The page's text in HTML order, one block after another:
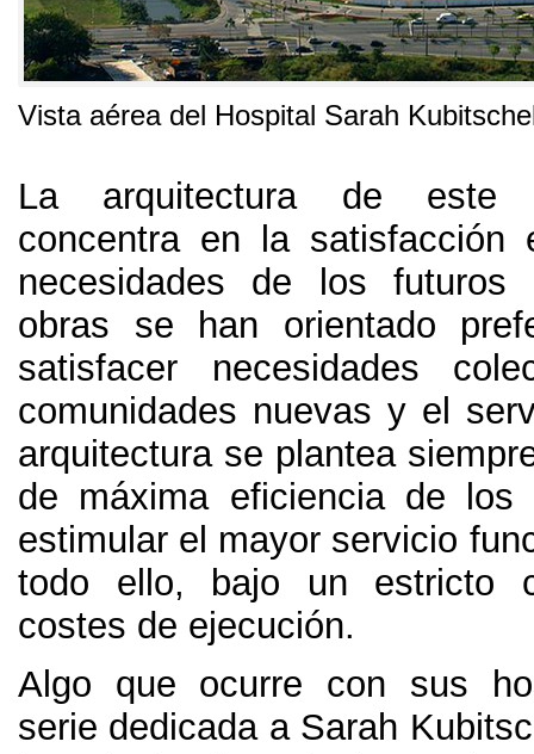
Vista aérea del Hospital Sarah
La arquitectura de este
concentra en la satisfacción
necesidades de los futuros
obras se han orientado
satisfacer necesidades
comunidades nuevas y el
arquitectura se plantea
de máxima eficiencia de los
estimular el mayor servicio
todo ello, bajo un estricto
costes de ejecución.
Algo que ocurre con sus
serie dedicada a Sarah